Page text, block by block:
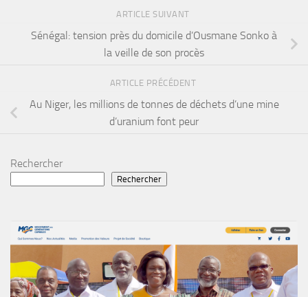
ARTICLE SUIVANT
Sénégal: tension près du domicile d’Ousmane Sonko à
la veille de son procès
ARTICLE PRÉCÉDENT
Au Niger, les millions de tonnes de déchets d’une mine
d’uranium font peur
Rechercher
Rechercher